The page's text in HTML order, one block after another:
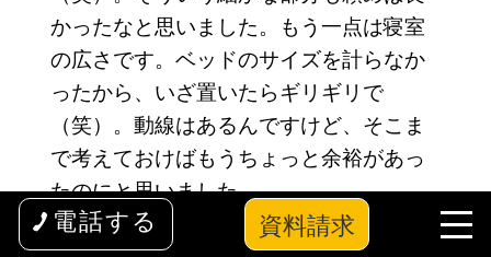
電話する 資料請求
かったなと思いました。もう一点は寝室
の広さです。ベッドのサイズを計らなか
ったから、いざ置いたらギリギリで
（笑）。動線はあるんですけど、そこま
で考えておけばもうちょっと余裕があっ
たのにと思いました。